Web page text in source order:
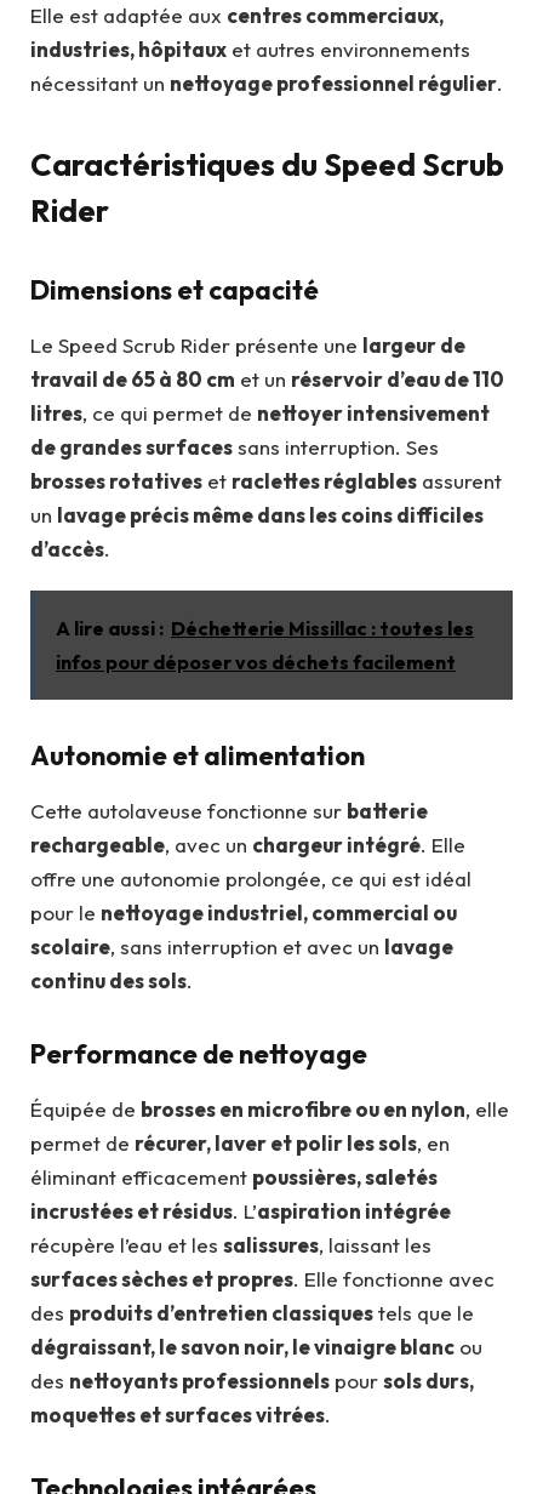
Elle est adaptée aux centres commerciaux,
industries, hôpitaux et autres environnements
nécessitant un nettoyage professionnel régulier.
Caractéristiques du Speed Scrub
Rider
Dimensions et capacité
Le Speed Scrub Rider présente une largeur de
travail de 65 à 80 cm et un réservoir d’eau de 110
litres, ce qui permet de nettoyer intensivement
de grandes surfacessans interruption. Ses
brosses rotatives et raclettes réglables assurent
un lavage précis même dans les coins difficiles
d’accès.
A lire aussi : Déchetterie Missillac : toutes les
infos pour déposer vos déchets facilement
Autonomie et alimentation
Cette autolaveuse fonctionne sur batterie
rechargeable, avec un chargeur intégré. Elle
offre une autonomie prolongée, ce qui est idéal
pour le nettoyage industriel, commercial ou
scolaire, sans interruption et avec un lavage
continu des sols.
Performance de nettoyage
Équipée de brosses en microfibre ou en nylon, elle
permet de récurer, laver et polir les sols, en
éliminant efficacement poussières, saletés
incrustées et résidus. L’aspiration intégrée
récupère l’eau et les salissures, laissant les
surfaces sèches et propres. Elle fonctionne avec
des produits d’entretien classiquestels que le
dégraissant, le savon noir, le vinaigre blanc ou
des nettoyants professionnels poursols durs,
moquettes et surfaces vitrées.